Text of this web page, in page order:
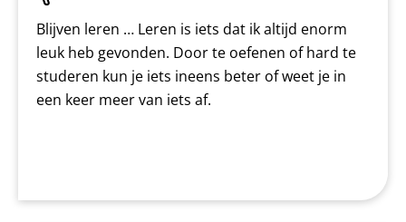
Blijven leren … Leren is iets dat ik altijd enorm
leuk heb gevonden. Door te oefenen of hard te
studeren kun je iets ineens beter of weet je in
een keer meer van iets af.